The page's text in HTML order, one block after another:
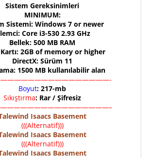
Sistem Gereksinimleri
MINIMUM:
Sistemi: Windows 7 or newer
Core i3-530 2.93 GHz
Bellek: 500 MB RAM
2GB of memory or higher
DirectX: Sürüm 11
1500 MB kullanılabilir alan
Boyut: 217-mb
Sıkıştırma: Rar / Şifresiz
Isaacs Basement
(((Alternatif)))
Isaacs Basement
(((Alternatif)))
Isaacs Basement